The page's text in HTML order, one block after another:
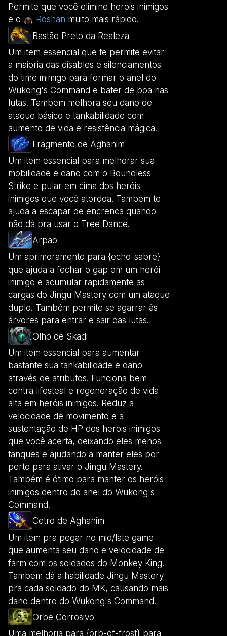
Permite que você elimine heróis inimigos
e o
Roshan muito mais rápido.
Bastão Preto da Realeza
Um item essencial que te permite evitar
a maioria das disables e silenciamentos
do time inimigo para formar o anel do
Wukong's Command e bater de boa nas
lutas. Também melhora seu dano de
ataque básico e tankabilidade com
aumento de vida e resistência mágica.
Fragmento de Aghanim
Um item essencial para melhorar sua
mobilidade e dano com o Boundless
Strike e pular em cima dos heróis
inimigos que você atordoa. Também te
ajuda a escapar de encrenca quando
não dá pra usar o Tree Dance.
Arpão
Um aprimoramento para {echo-sabre}
que ajuda a fechar o gap em um herói
inimigo e acumular rapidamente as
cargas do Jingu Mastery com um ataque
duplo. Também permite se agarrar às
árvores para entrar e sair das lutas.
Olho de Skadi
Um item essencial para aumentar
bastante sua tankabilidade e dano
através de atributos. Funciona bem
contra lifesteal e regeneração de vida
alta em heróis inimigos. Reduz a
velocidade de movimento e a
sustentação de HP dos heróis inimigos
que você acerta, deixando eles menos
tanques e ajudando a manter eles por
perto para ativar o Jingu Mastery.
Também é ótimo para manter os heróis
inimigos dentro do anel do Wukong's
Command.
Cetro de Aghanim
Um item pra pegar no mid/late game
que aumenta seu dano e velocidade de
farm com os soldados do Monkey King.
Também dá a habilidade Jingu Mastery
pra cada soldado do MK, causando mais
dano dentro do Wukong's Command.
Orbe Corrosivo
Uma melhoria para {orb-of-frost} para